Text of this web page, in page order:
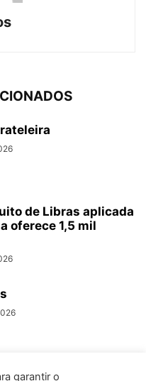
de Libras aplicada
oferece 1,5 mil
garantir o